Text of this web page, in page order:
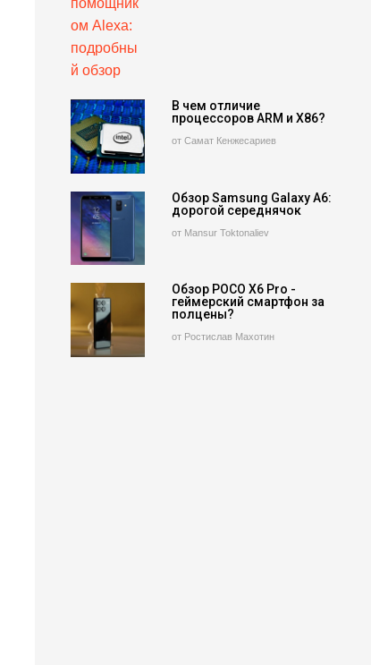
В чем отличие
процессоров ARM и X86?
от Самат Кенжесариев
Обзор Samsung Galaxy A6:
дорогой середнячок
от Mansur Toktonaliev
Обзор POCO X6 Pro -
геймерский смартфон за
полцены?
от Ростислав Махотин